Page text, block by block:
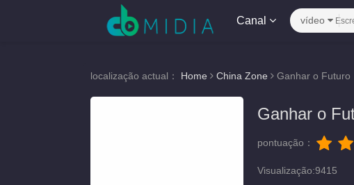
Canal vídeo
localização actual： Home China Zone Ganhar o Futuro
Ganhar o
pontuação：
Visualização:9415